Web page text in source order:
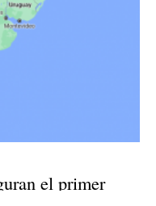
el primer